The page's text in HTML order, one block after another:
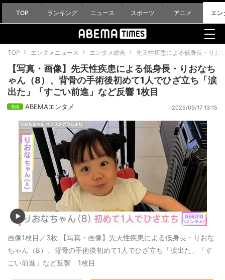
TOP ランキング ニュース スポーツ アニメ エン
TOP エンタメニュース エンタメ総合 先天性疾患による低身長・りお
【写真・画像】先天性疾患による低身長・りおなち
ゃん（8）、背骨の手術後初めて1人でひざ立ち「涙
出た」「すごい前進」など反響 1枚目
ABEMAエンタメ 2025/09/17 13:15
画像1枚目／3枚 【写真・画像】先天性疾患による低身長・りおな
ちゃん（8）、背骨の手術後初めて1人でひざ立ち「涙出た」「す
ごい前進」など反響 1枚目